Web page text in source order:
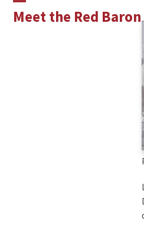
Meet the Red Baron
Open
Close